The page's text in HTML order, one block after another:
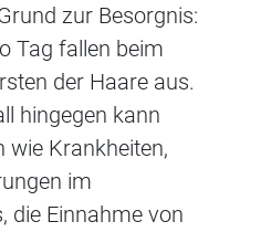
zur Besorgnis:
Tag fallen beim
der Haare aus.
hingegen kann
wie Krankheiten,
im
die Einnahme von